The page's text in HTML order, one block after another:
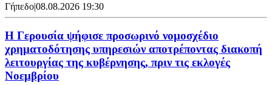
Γήπεδο|08.08.2026 19:30
Η Γερουσία ψήφισε προσωρινό νομοσχέδιο
χρηματοδότησης υπηρεσιών αποτρέποντας διακοπή
λειτουργίας της κυβέρνησης, πριν τις εκλογές
Νοεμβρίου